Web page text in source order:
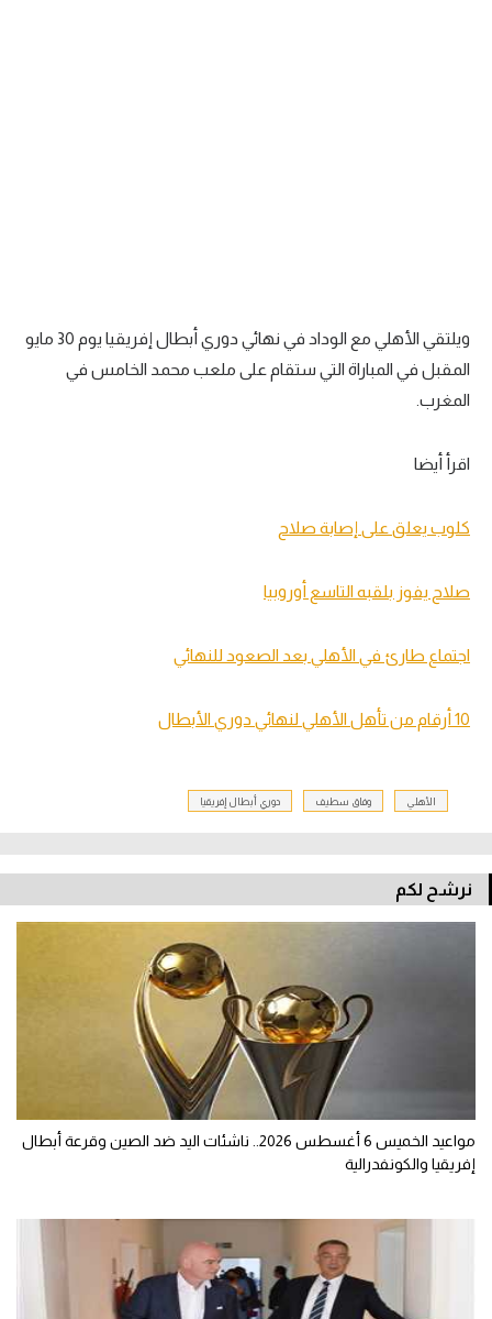
ويلتقي الأهلي مع الوداد في نهائي دوري أبطال إفريقيا يوم 30 مايو
المقبل في المباراة التي ستقام على ملعب محمد الخامس في
المغرب.
اقرأ أيضا
كلوب يعلق على إصابة صلاح
صلاح يفوز بلقبه التاسع أوروبيا
اجتماع طارئ في الأهلي بعد الصعود للنهائي
10 أرقام من تأهل الأهلي لنهائي دوري الأبطال
الأهلي وفاق سطيف دوري أبطال إفريقيا
نرشح لكم
مواعيد الخميس 6 أغسطس 2026.. ناشئات اليد ضد الصين وقرعة أبطال
إفريقيا والكونفدرالية